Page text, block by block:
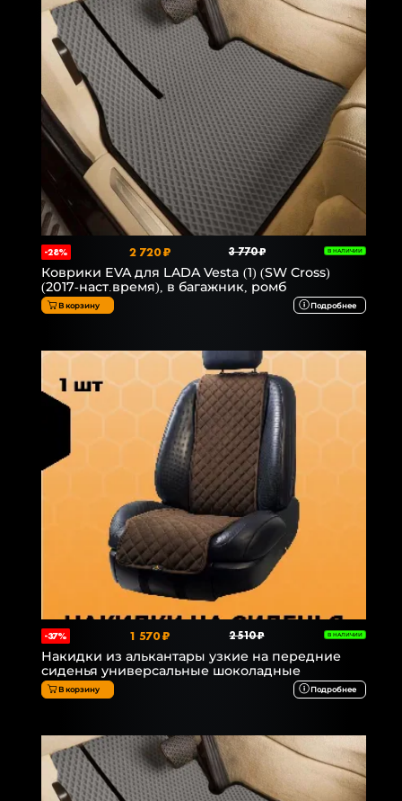
-28% 2 720 ₽ 3 770 ₽ В НАЛИЧИИ
Коврики EVA для LADA Vesta (1) (SW Cross)
(2017-наст.время), в багажник, ромб
В корзину Подробнее
-37% 1 570 ₽ 2 510 ₽ В НАЛИЧИИ
Накидки из алькантары узкие на передние
сиденья универсальные шоколадные
В корзину Подробнее